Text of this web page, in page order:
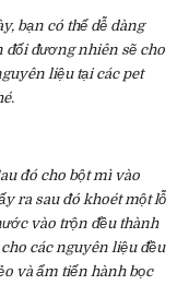
bạn có thể dễ dàng
đối đương nhiên sẽ cho
liệu tại các pet
đó cho bột mì vào
ra sau đó khoét một lỗ
vào trộn đều thành
các nguyên liệu đều
và ẩm tiến hành bọc